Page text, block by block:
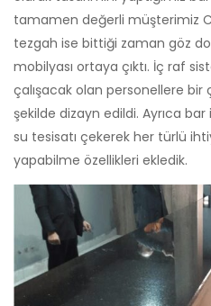
tamamen değerli müşterimiz
tezgah ise bittiği zaman göz
mobilyası ortaya çıktı. İç raf
çalışacak olan personellere bir
şekilde dizayn edildi. Ayrıca
su tesisatı çekerek her türlü
yapabilme özellikleri ekledik.